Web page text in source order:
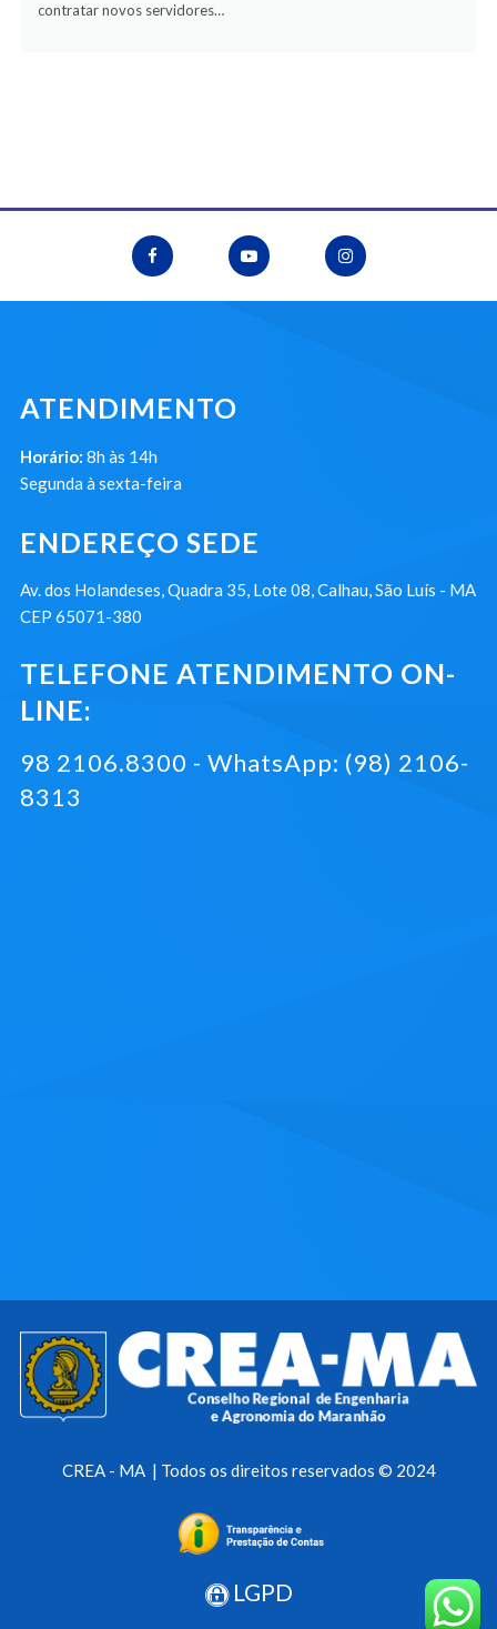
contratar novos servidores…
ATENDIMENTO
Horário: 8h às 14h
Segunda à sexta-feira
ENDEREÇO SEDE
Av. dos Holandeses, Quadra 35, Lote 08, Calhau, São Luís - MA
CEP 65071-380
TELEFONE ATENDIMENTO ON-
LINE:
98 2106.8300 - WhatsApp: (98) 2106-
8313
CREA - MA | Todos os direitos reservados © 2024
LGPD